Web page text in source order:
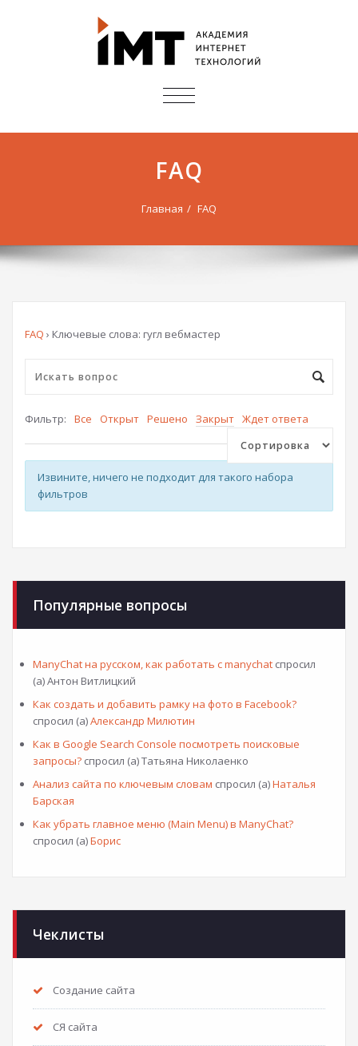
ПОКАЗАТЬ/
FAQ
Главная FAQ
FAQ › Ключевые слова: гугл вебмастер
Фильтр: Все Открыт Решено Закрыт Ждет ответа
Извините, ничего не подходит для такого набора
фильтров
Популярные вопросы
ManyChat на русском, как работать с manychat спросил
(а) Антон Витлицкий
Как создать и добавить рамку на фото в Facebook?
спросил (а)Александр Милютин
Как в Google Search Console посмотреть поисковые
запросы? спросил (а) Татьяна Николаенко
Анализ сайта по ключевым словам спросил (а)Наталья
Барская
Как убрать главное меню (Main Menu) в ManyChat?
спросил (а)Борис
Чеклисты
Создание сайта
СЯ сайта